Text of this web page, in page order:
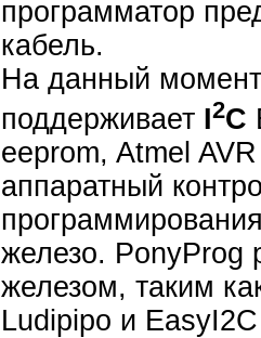
программатор
кабель.
На данный
поддерживает I2C
eeprom, Atmel
аппаратный
железо. PonyProg
железом, таким
Ludipipo и